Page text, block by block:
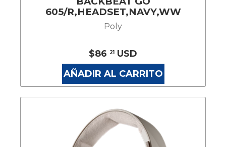
605/R,HEADSET,NAVY,WW
Poly
$86 21
USD
AÑADIR AL CARRITO